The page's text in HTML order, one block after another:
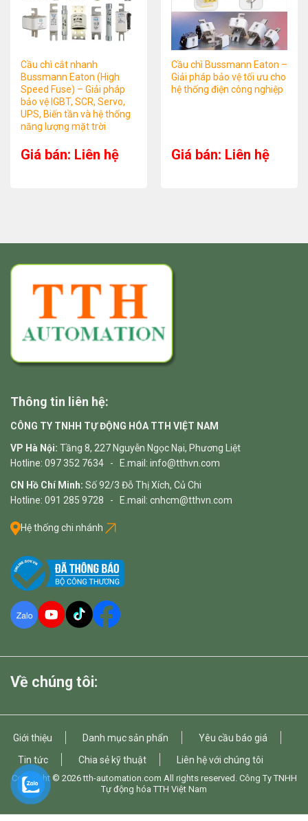
Cầu chì cắt nhanh
Bussmann Eaton (High
Speed Fuse) – Giải pháp
bảo vệ IGBT, SCR, Servo,
UPS, Biến tần và hệ thống
năng lượng mặt trời
Giá bán: Liên hệ
Cầu chì Bussmann Eaton –
Giải pháp bảo vệ tối ưu cho
hệ thống điện công nghiệp
Giá bán: Liên hệ
Thông tin liên hệ:
CÔNG TY TNHH TỰ ĐỘNG HÓA TTH VIỆT NAM
VP Hà Nội: Tầng 8, 227 Nguyễn Ngọc Nại, Phương Liệt
Hotline: 097 352 7634 - E.mail: info@tthvn.com
CN Hồ Chí Minh: Số 92/3 Đỗ Thị Xích, Củ Chi
Hotline: 091 285 9728 - E.mail: cnhcm@tthvn.com
Hệ thống chi nhánh
Về chúng tôi:
Giới thiệu Danh mục sản phẩn
Yêu cầu báo giá
Tin tức
Chia sẻ kỹ thuật Liên hệ với chúng tôi
Copyright © 2026tth-automation.com All rights reserved. Công Ty TNHH
Tự động hóa TTH Việt Nam